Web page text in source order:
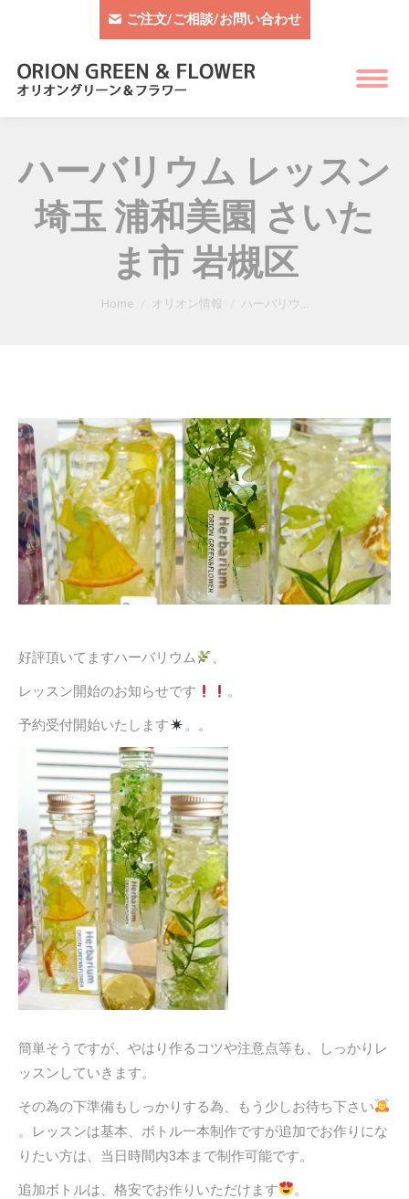
ご注文/ご相談/お問い合わせ
ハーバリウム レッスン
埼玉 浦和美園 さいた
ま市 岩槻区
You are here:
Home オリオン情報 ハーバリウ…
好評頂いてますハーバリウム 、
レッスン開始のお知らせです 。
予約受付開始いたします 。。
簡単そうですが、やはり作るコツや注意点等も、しっかりレ
ッスンしていきます。
その為の下準備もしっかりする為、もう少しお待ち下さい
。レッスンは基本、ボトル一本制作ですが追加でお作りにな
りたい方は、当日時間内3本まで制作可能です。
追加ボトルは、格安でお作りいただけます 。